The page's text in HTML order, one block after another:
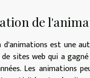
de
d'animations est une
sites web qui a
Les animations